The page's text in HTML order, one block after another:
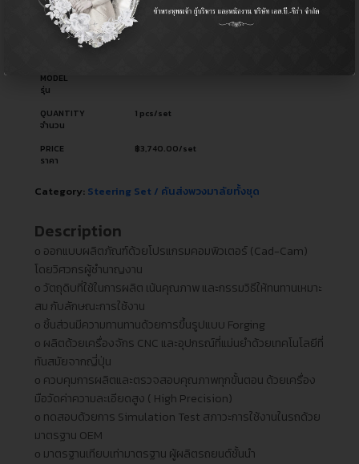
PART TYPE
ประเภทอะไหล่
Steering Set / คันส่งพวงมาลัยทั้งชุด
USED FOR
MODEL
รุ่น
QUANTITY
จำนวน
1 pcs/set
PRICE
ราคา
฿3,740.00/set
Category: Steering Set / คันส่งพวงมาลัยทั้งชุด
Description
ᴏ ออกแบบผลิตภัณฑ์ด้วยโปรแกรมคอมพิวเตอร์ (Cad-Cam)
โดยวิศวกรผู้ชำนาญงาน
ᴏ วัตถุดิบที่ใช้ในการผลิต เน้นคุณภาพ และกรรมวิธีให้ทนทานเหมาะ
สม กับลักษณะการใช้งาน
ᴏ ชิ้นส่วนมีความทานทานด้วยการขึ้นรูปแบบ Forging
ᴏ ผลิตด้วยเครื่องจักร CNC และอุปกรณ์ที่แม่นยำด้วยเทคโนโลยีที่
ทันสมัยจากญี่ปุ่น
ᴏ ควบคุมการผลิตและตรวจสอบคุณภาพทุกขั้นตอน ด้วยเครื่อง
มือวัดค่าความละเอียดสูง ( High Precision)
ᴏ ทดสอบด้วยการ Simulation Test สภาวะการใช้งานในรถด้วย
มาตรฐาน OEM
ᴏ มาตรฐานเทียบเท่ามาตรฐาน ผู้ผลิตรถยนต์ชั้นนำ